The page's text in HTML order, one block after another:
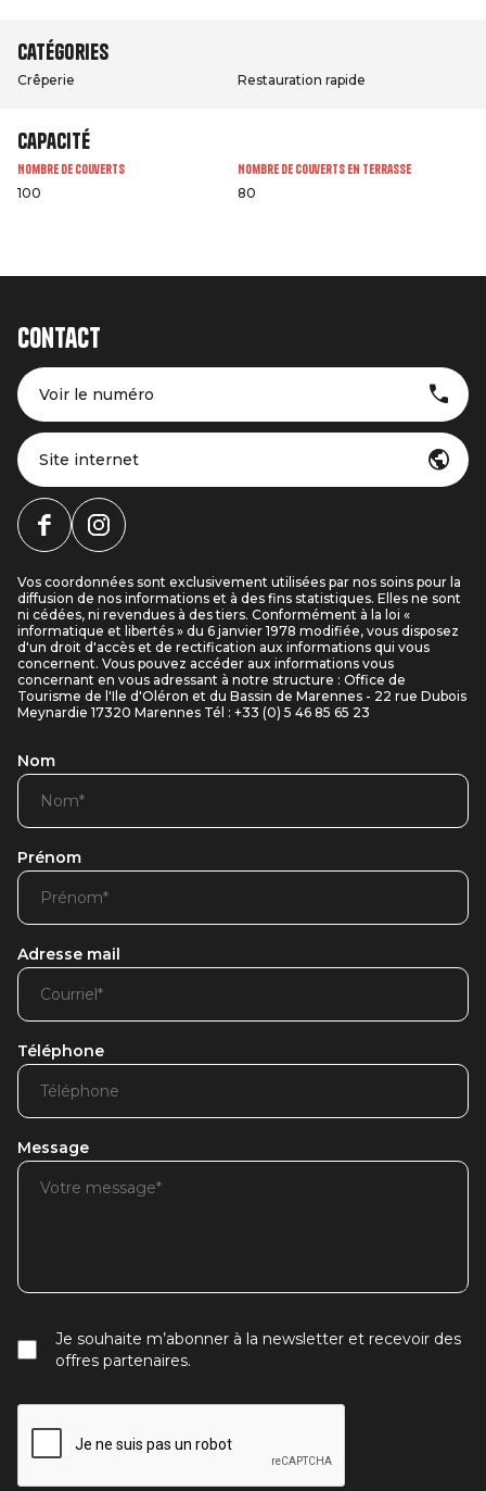
Catégories
Crêperie Restauration rapide
Capacité
Nombre de couverts
100
Nombre de couverts en terrasse
80
Contact
Voir le numéro
Site internet
Vos coordonnées sont exclusivement utilisées par nos soins pour la
diffusion de nos informations et à des fins statistiques. Elles ne sont
ni cédées, ni revendues à des tiers. Conformément à la loi «
informatique et libertés » du 6 janvier 1978 modifiée, vous disposez
d'un droit d'accès et de rectification aux informations qui vous
concernent. Vous pouvez accéder aux informations vous
concernant en vous adressant à notre structure : Office de
Tourisme de l'Ile d'Oléron et du Bassin de Marennes - 22 rue Dubois
Meynardie 17320 Marennes Tél : +33 (0) 5 46 85 65 23
Nom
Prénom
Adresse mail
Téléphone
Message
Je souhaite m’abonner à la newsletter et recevoir des
offres partenaires.